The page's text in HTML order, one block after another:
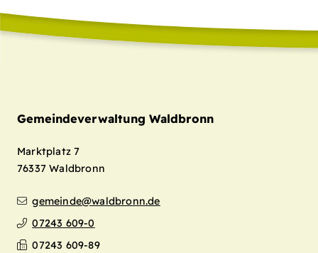
Gemeindeverwaltung Waldbronn
Marktplatz 7
76337 Waldbronn
gemeinde@waldbronn.de
07243 609-0
07243 609-89